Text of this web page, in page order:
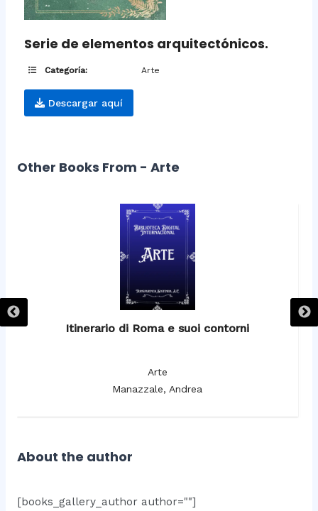
Serie de elementos arquitectónicos.
Categoría: Arte
Descargar aquí
Other Books From - Arte
Itinerario di Roma e suoi contorni
Arte
Manazzale, Andrea
About the author
[books_gallery_author author=""]